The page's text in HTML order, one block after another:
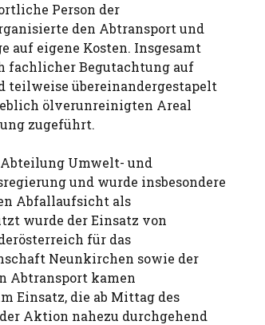
Person der
den Abtransport und
auf eigene Kosten. Insgesamt
fachlicher Begutachtung auf
teilweise übereinandergestapelt
ölverunreinigten Areal
zugeführt.
Umwelt- und
und wurde insbesondere
Abfallaufsicht als
wurde der Einsatz von
für das
Neunkirchen sowie der
Abtransport kamen
Einsatz, die ab Mittag des
Aktion nahezu durchgehend